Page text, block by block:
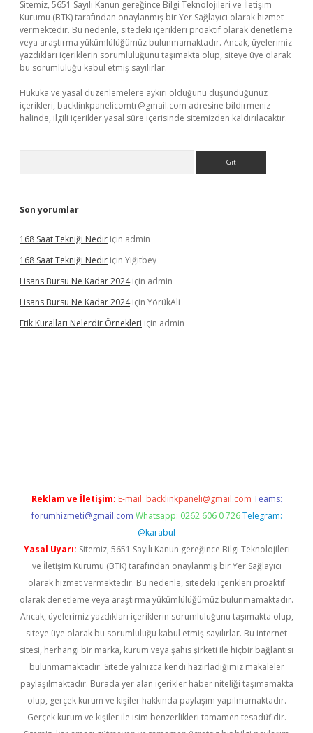
Sitemiz, 5651 Sayılı Kanun gereğince Bilgi Teknolojileri ve İletişim
Kurumu (BTK) tarafından onaylanmış bir Yer Sağlayıcı olarak hizmet
vermektedir. Bu nedenle, sitedeki içerikleri proaktif olarak denetleme
veya araştırma yükümlülüğümüz bulunmamaktadır. Ancak, üyelerimiz
yazdıkları içeriklerin sorumluluğunu taşımakta olup, siteye üye olarak
bu sorumluluğu kabul etmiş sayılırlar.
Hukuka ve yasal düzenlemelere aykırı olduğunu düşündüğünüz
içerikleri, backlinkpanelicomtr@gmail.com adresine bildirmeniz
halinde, ilgili içerikler yasal süre içerisinde sitemizden kaldırılacaktır.
Son yorumlar
168 Saat Tekniği Nedir için admin
168 Saat Tekniği Nedir için Yiğitbey
Lisans Bursu Ne Kadar 2024için admin
Lisans Bursu Ne Kadar 2024için YörükAli
Etik Kuralları Nelerdir Örnekleri için admin
Reklam ve İletişim: E-mail: backlinkpaneli@gmail.com Teams:
forumhizmeti@gmail.com Whatsapp: 0262 606 0 726 Telegram:
@karabul
Yasal Uyarı: Sitemiz, 5651 Sayılı Kanun gereğince Bilgi Teknolojileri
ve İletişim Kurumu (BTK) tarafından onaylanmış bir Yer Sağlayıcı
olarak hizmet vermektedir. Bu nedenle, sitedeki içerikleri proaktif
olarak denetleme veya araştırma yükümlülüğümüz bulunmamaktadır.
Ancak, üyelerimiz yazdıkları içeriklerin sorumluluğunu taşımakta olup,
siteye üye olarak bu sorumluluğu kabul etmiş sayılırlar. Bu internet
sitesi, herhangi bir marka, kurum veya şahıs şirketi ile hiçbir bağlantısı
bulunmamaktadır. Sitede yalnızca kendi hazırladığımız makaleler
paylaşılmaktadır. Burada yer alan içerikler haber niteliği taşımamakta
olup, gerçek kurum ve kişiler hakkında paylaşım yapılmamaktadır.
Gerçek kurum ve kişiler ile isim benzerlikleri tamamen tesadüfidir.